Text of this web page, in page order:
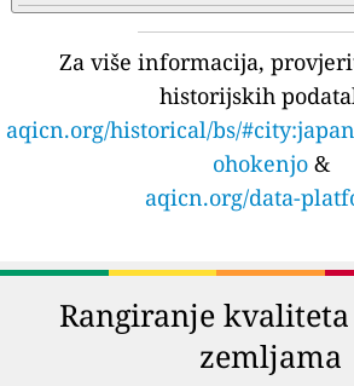
Za više informacija,
historijskih
aqicn.org/historical/bs/
ohokenjo&
aqicn.org/data-
Rangiranje
zemljama